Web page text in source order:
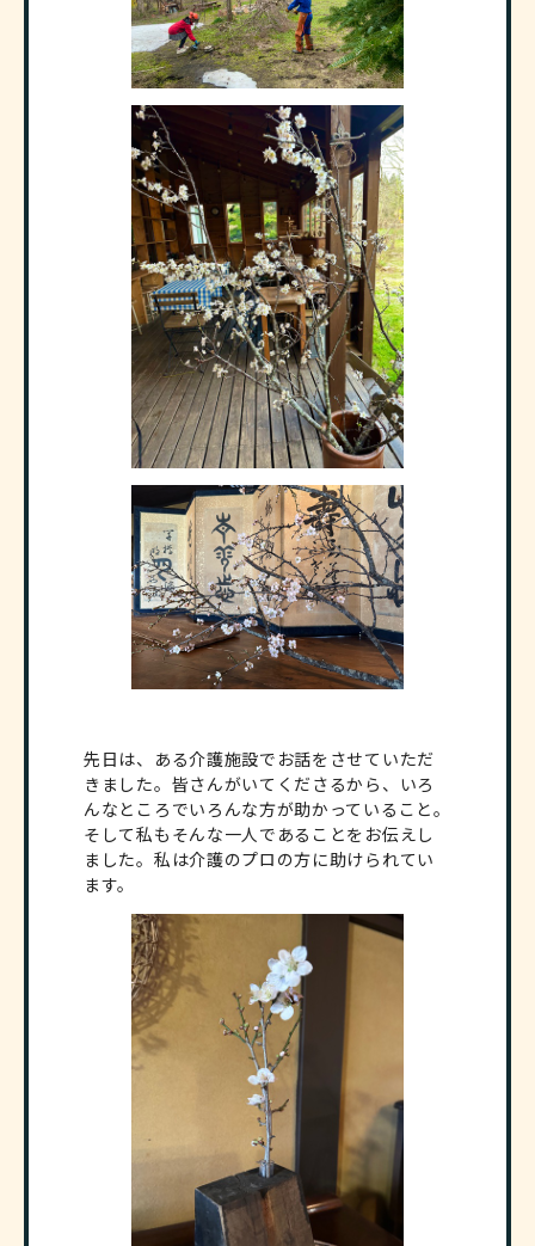
先日は、ある介護施設でお話をさせていただ
きました。皆さんがいてくださるから、いろ
んなところでいろんな方が助かっていること。
そして私もそんな一人であることをお伝えし
ました。私は介護のプロの方に助けられてい
ます。